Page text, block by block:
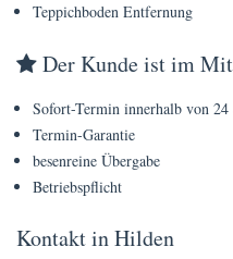
Teppichboden Entfernung
Der Kunde ist im
Sofort-Termin innerhalb von 24
Termin-Garantie
besenreine Übergabe
Betriebspflicht
Kontakt in Hilden